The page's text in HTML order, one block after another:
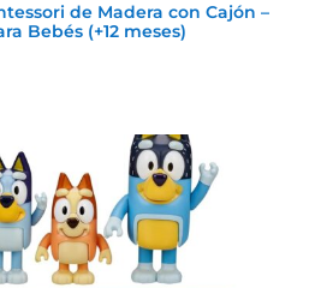
de Madera con Cajón –
Bebés (+12 meses)